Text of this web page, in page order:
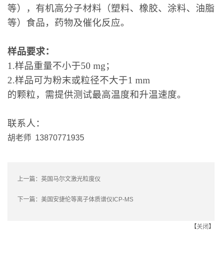
等），有机高分子材料（塑料、橡胶、涂料、油脂
等）食品，药物及催化反应。
样品要求：
1.样品重量不小于50 mg；
2.样品可为粉末或粒径不大于1 mm
的颗粒，需提供测试最高温度和升温速度。
联系人：
胡老师 13870771935
上一篇： 英国马尔文激光粒度仪
下一篇： 美国安捷伦等离子体质谱仪ICP-MS
【关闭 】